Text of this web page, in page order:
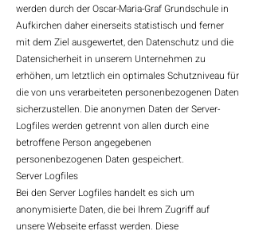
werden durch der Oscar-Maria-Graf Grundschule in
Aufkirchen daher einerseits statistisch und ferner
mit dem Ziel ausgewertet, den Datenschutz und die
Datensicherheit in unserem Unternehmen zu
erhöhen, um letztlich ein optimales Schutzniveau für
die von uns verarbeiteten personenbezogenen Daten
sicherzustellen. Die anonymen Daten der Server-
Logfiles werden getrennt von allen durch eine
betroffene Person angegebenen
personenbezogenen Daten gespeichert.
Server Logfiles
Bei den Server Logfiles handelt es sich um
anonymisierte Daten, die bei Ihrem Zugriff auf
unsere Webseite erfasst werden. Diese